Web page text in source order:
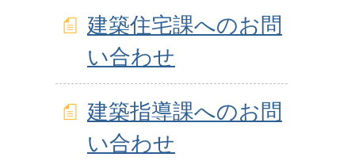
建築住宅課へのお問
い合わせ
建築指導課へのお問
い合わせ